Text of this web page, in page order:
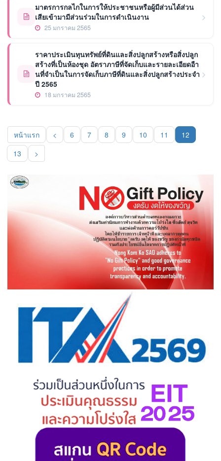
มาตรการกลไกในการให้ประชาชนหรือผู้มีส่วนได้ส่วน
เสียเข้ามามีส่วนร่วมในการดำเนินงาน
25 มกราคม 2565
ราคาประเมินทุนทรัพย์ที่ดินและสิ่งปลูกสร้างหรือสิ่งปลูก
สร้างที่เป็นห้องชุด อัตราภาษีที่จัดเก็บและรายละเอียดอืา
นที่จำเป็นในการจัดเก็บภาษีที่ดินและสิ่งปลูกสร้างประจำ
ปี 2565
18 มกราคม 2565
หน้าแรก < 6 7 8 9 10 11 12
13
>